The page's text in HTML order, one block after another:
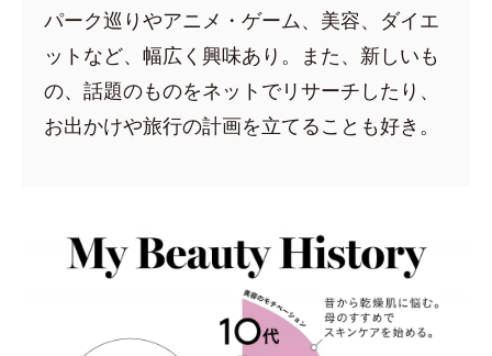
パーク巡りやアニメ・ゲーム、美容、ダイエ
ットなど、幅広く興味あり。また、新しいも
の、話題のものをネットでリサーチしたり、
お出かけや旅行の計画を立てることも好き。